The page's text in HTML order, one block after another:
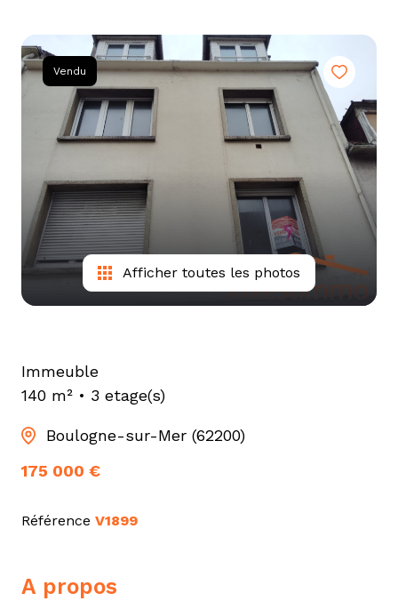
immo
pro
notre
équipe
tarif
Vendu
Afficher toutes les photos
Immeuble
140 m²
3 etage(s)
Boulogne-sur-Mer (62200)
175 000 €
Référence V1899
a propos